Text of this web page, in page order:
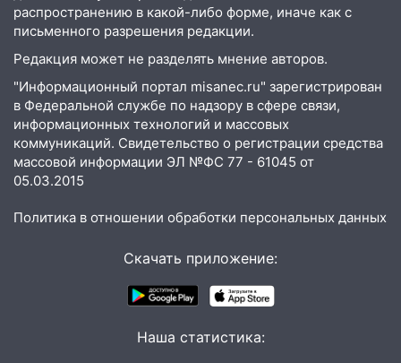
11:16 В Ульяновске ищут 37-летнего
мужчину, пропавшего ещё 19 июля
10:30 От мотофристайла до прогулки с
хаски: куда сходить в Ульяновской
области 8–9 августа
10:11
Директора ульяновской
«Нефтяной топливной компании» будут
налогов
Дети на дорогах: пострадали
пешеходы. Обзор крупных аварий в
Поджог со свечой, 16 сгоревших
распространению в какой-либо форме, иначе как с
письменного разрешения редакции.
Редакция может не разделять мнение авторов.
"Информационный портал misanec.ru" зарегистрирован
в Федеральной службе по надзору в сфере связи,
информационных технологий и массовых
коммуникаций. Свидетельство о регистрации средства
массовой информации ЭЛ №ФС 77 - 61045 от
05.03.2015
Политика в отношении обработки персональных данных
Скачать приложение:
Наша статистика: